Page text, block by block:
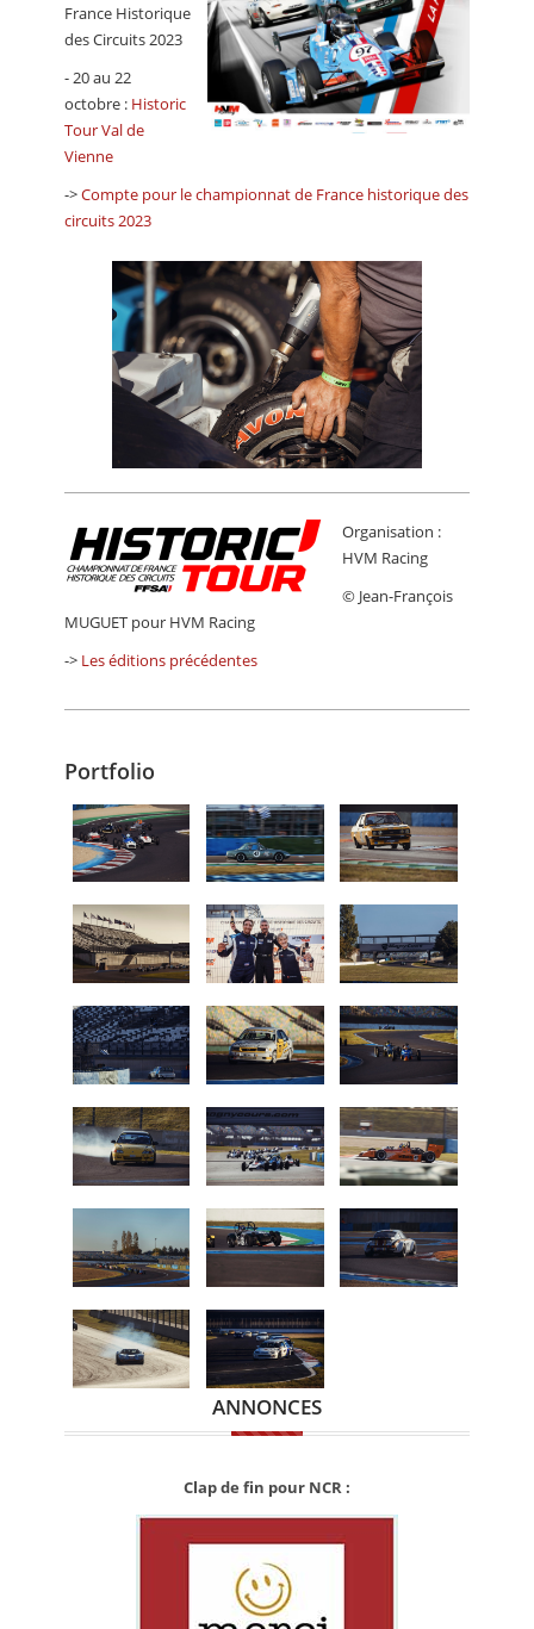
France Historique
des Circuits 2023
- 20 au 22
octobre : Historic
Tour Val de
Vienne
->Compte pour le championnat de France historique des
circuits 2023
Organisation :
HVM Racing
© Jean-François
MUGUET pour HVM Racing
-> Les éditions précédentes
Portfolio
ANNONCES
Clap de fin pour NCR :